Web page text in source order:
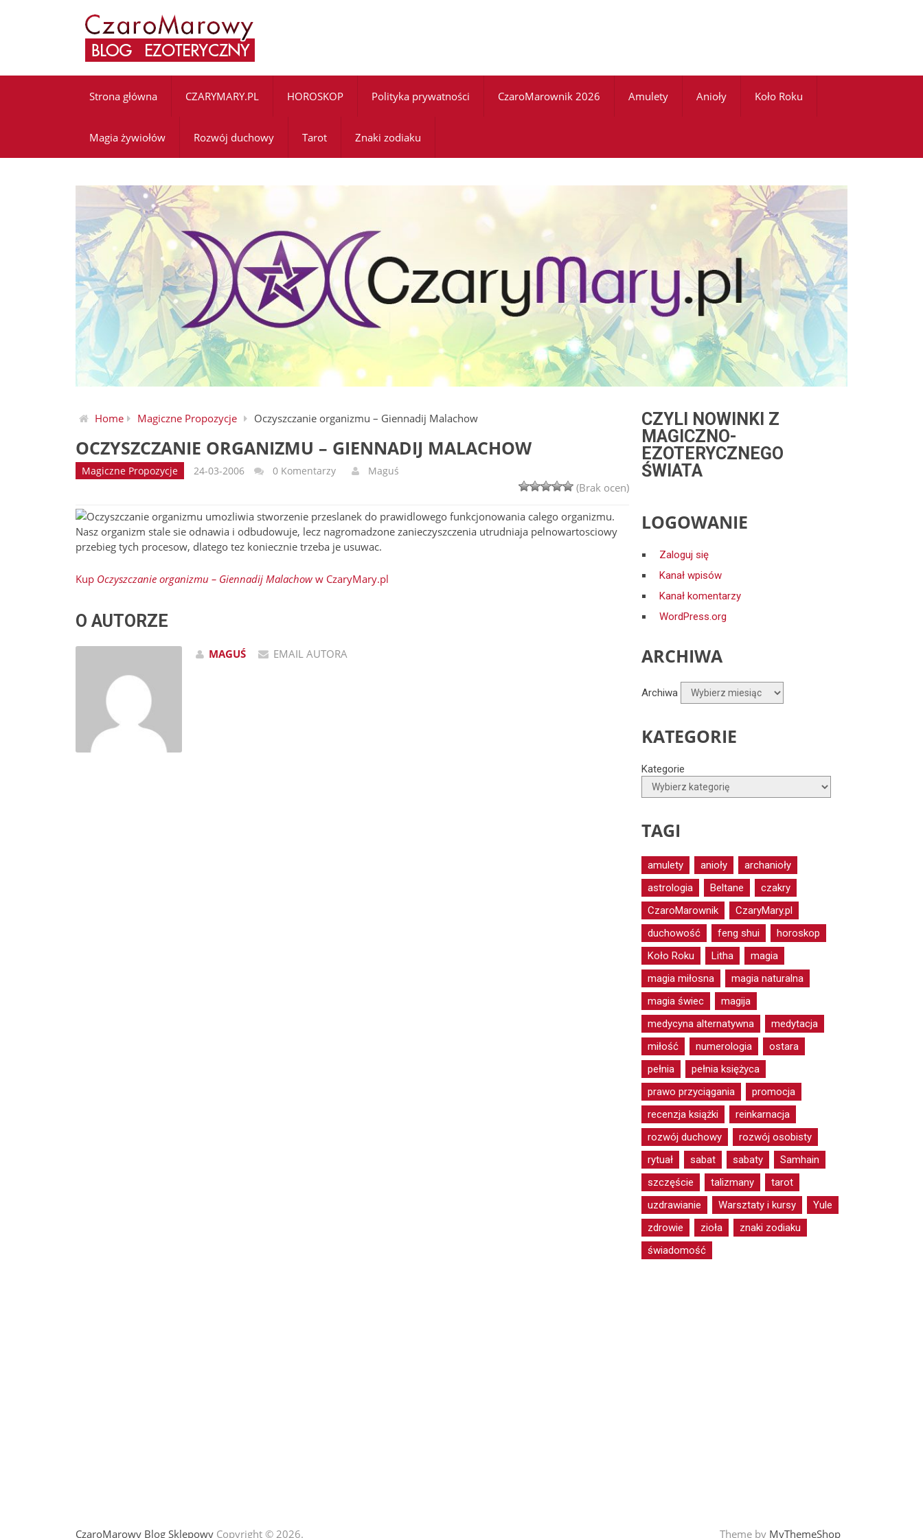
Strona główna CZARYMARY.PL HOROSKOP Polityka prywatności CzaroMarownik 2026 Amulety Anioły Koło Roku
Magia żywiołów Rozwój duchowy Tarot Znaki zodiaku
Home Magiczne Propozycje Oczyszczanie organizmu – Giennadij Malachow
OCZYSZCZANIE ORGANIZMU – GIENNADIJ MALACHOW
Magiczne Propozycje 24-03-2006 0 Komentarzy Maguś
(Brak ocen)
Oczyszczanie organizmu umozliwia stworzenie przeslanek do prawidlowego funkcjonowania calego organizmu.
Nasz organizm stale sie odnawia i odbudowuje, lecz nagromadzone zanieczyszczenia utrudniaja pelnowartosciowy
przebieg tych procesow, dlatego tez koniecznie trzeba je usuwac.
Kup Oczyszczanie organizmu – Giennadij Malachow w CzaryMary.pl
O AUTORZE
MAGUŚ EMAIL AUTORA
CZYLI NOWINKI Z
MAGICZNO-
EZOTERYCZNEGO
ŚWIATA
LOGOWANIE
Zaloguj się
Kanał wpisów
Kanał komentarzy
WordPress.org
ARCHIWA
Archiwa
KATEGORIE
Kategorie
TAGI
amulety anioły
archanioły
astrologia
Beltane
czakry
CzaroMarownik
CzaryMary.pl
duchowość
feng shui
horoskop
Koło Roku
Litha
magia
magia miłosna
magia naturalna
magia świec
magija
medycyna alternatywna
medytacja
miłość
numerologia
ostara
pełnia
pełnia księżyca
prawo przyciągania
promocja
recenzja książki
reinkarnacja
rozwój duchowy
rozwój osobisty
rytuał
sabat sabaty
Samhain
szczęście
talizmany
tarot
uzdrawianie
Warsztaty i kursy
Yule
zdrowie
zioła
znaki zodiaku
świadomość
CzaroMarowy Blog Sklepowy Copyright © 2026. Theme by MyThemeShop